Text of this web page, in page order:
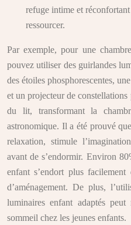
refuge intime et
ressourcer.
Par exemple, pour une
pouvez utiliser des guirlandes
des étoiles phosphorescentes,
et un projecteur de
du lit, transformant la
astronomique. Il a été prouvé
relaxation, stimule
avant de s’endormir. Environ
enfant s’endort plus
d’aménagement. De plus,
luminaires enfant adaptés
sommeil chez les jeunes enfants.